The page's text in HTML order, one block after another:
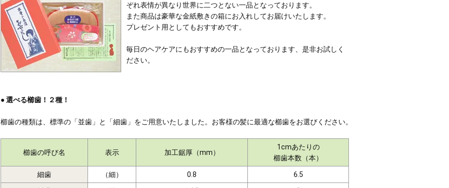
ぞれ表情が異なり世界に二つとない一品となっております。
また商品は豪華な金紙敷きの箱にお入れしてお届けいたします。
プレゼント用としてもおすすめです。
毎日のヘアケアにもおすすめの一品となっております、是非お試しく
ださい。
● 選べる櫛歯！２種！
櫛歯の種類は、標準の「並歯」と「細歯」をご用意いたしました。お客様の髪に最適な櫛歯をお選びください。
櫛歯の呼び名 表示 加工鋸厚（mm）
1cmあたりの
櫛歯本数（本）
細歯 （細） 0.8 6.5